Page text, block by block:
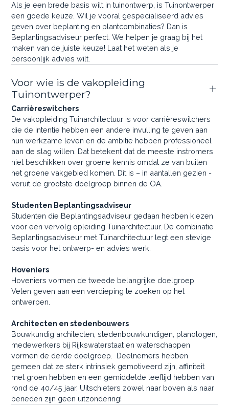
Als je een brede basis wilt in tuinontwerp, is Tuinontwerper
een goede keuze. Wil je vooral gespecialiseerd advies
geven over beplanting en plantcombinaties? Dan is
Beplantingsadviseur perfect. We helpen je graag bij het
maken van de juiste keuze! Laat het weten als je
persoonlijk advies wilt.
Voor wie is de vakopleiding
Tuinontwerper?
Carrièreswitchers
De vakopleiding Tuinarchitectuur is voor carrièreswitchers
die de intentie hebben een andere invulling te geven aan
hun werkzame leven en de ambitie hebben professioneel
aan de slag willen. Dat betekent dat de meeste instromers
niet beschikken over groene kennis omdat ze van buiten
het groene vakgebied komen. Dit is – in aantallen gezien -
veruit de grootste doelgroep binnen de OA.
Studenten Beplantingsadviseur
Studenten die Beplantingsadviseur gedaan hebben kiezen
voor een vervolg opleiding Tuinarchitectuur. De combinatie
Beplantingsadviseur met Tuinarchitectuur legt een stevige
basis voor het ontwerp- en advies werk.
Hoveniers
Hoveniers vormen de tweede belangrijke doelgroep.
Velen geven aan een verdieping te zoeken op het
ontwerpen.
Architecten en stedenbouwers
Bouwkundig architecten, stedenbouwkundigen, planologen,
medewerkers bij Rijkswaterstaat en waterschappen
vormen de derde doelgroep. Deelnemers hebben
gemeen dat ze sterk intrinsiek gemotiveerd zijn, affiniteit
met groen hebben en een gemiddelde leeftijd hebben van
rond de 40/45 jaar. Uitschieters zowel naar boven als naar
beneden zijn geen uitzondering!